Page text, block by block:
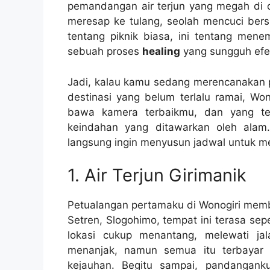
pemandangan air terjun yang megah di
meresap ke tulang, seolah mencuci
tentang piknik biasa, ini tentang
sebuah proses healing yang sungguh
Jadi, kalau kamu sedang
destinasi yang belum terlalu ramai,
bawa kamera terbaikmu, dan yang
keindahan yang ditawarkan oleh
langsung ingin menyusun jadwal untuk
1. Air Terjun Girimanik
Petualangan pertamaku di Wonogiri
Setren, Slogohimo, tempat ini terasa
lokasi cukup menantang, melewati
menanjak, namun semua itu
kejauhan. Begitu sampai,